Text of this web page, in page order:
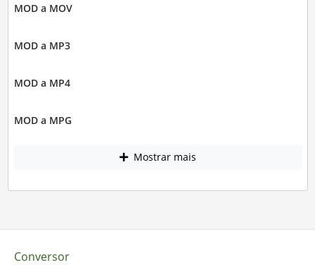
MOD a MOV
MOD a MP3
MOD a MP4
MOD a MPG
Mostrar mais
Conversor